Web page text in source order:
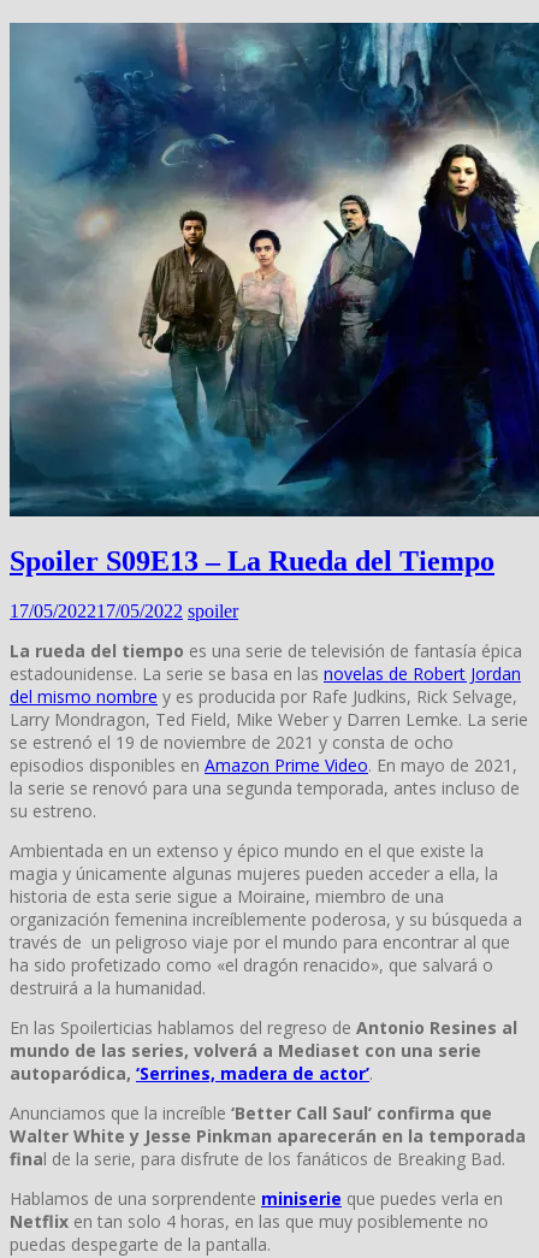
Spoiler S09E13 – La Rueda del Tiempo
17/05/202217/05/2022 spoiler
La rueda del tiempo es una serie de televisión de fantasía épica
estadounidense. La serie se basa en las novelas de Robert Jordan
del mismo nombre y es producida por Rafe Judkins, Rick Selvage,
Larry Mondragon, Ted Field, Mike Weber y Darren Lemke. La serie
se estrenó el 19 de noviembre de 2021 y consta de ocho
episodios disponibles en Amazon Prime Video. En mayo de 2021,
la serie se renovó para una segunda temporada, antes incluso de
su estreno.
Ambientada en un extenso y épico mundo en el que existe la
magia y únicamente algunas mujeres pueden acceder a ella, la
historia de esta serie sigue a Moiraine, miembro de una
organización femenina increíblemente poderosa, y su búsqueda a
través de un peligroso viaje por el mundo para encontrar al que
ha sido profetizado como «el dragón renacido», que salvará o
destruirá a la humanidad.
En las Spoilerticias hablamos del regreso de Antonio Resines al
mundo de las series, volverá a Mediaset con una serie
autoparódica, ‘Serrines, madera de actor’.
Anunciamos que la increíble ‘Better Call Saul’ confirma que
Walter White y Jesse Pinkman aparecerán en la temporada
final de la serie, para disfrute de los fanáticos de Breaking Bad.
Hablamos de una sorprendente miniserie que puedes verla en
Netflix en tan solo 4 horas, en las que muy posiblemente no
puedas despegarte de la pantalla.